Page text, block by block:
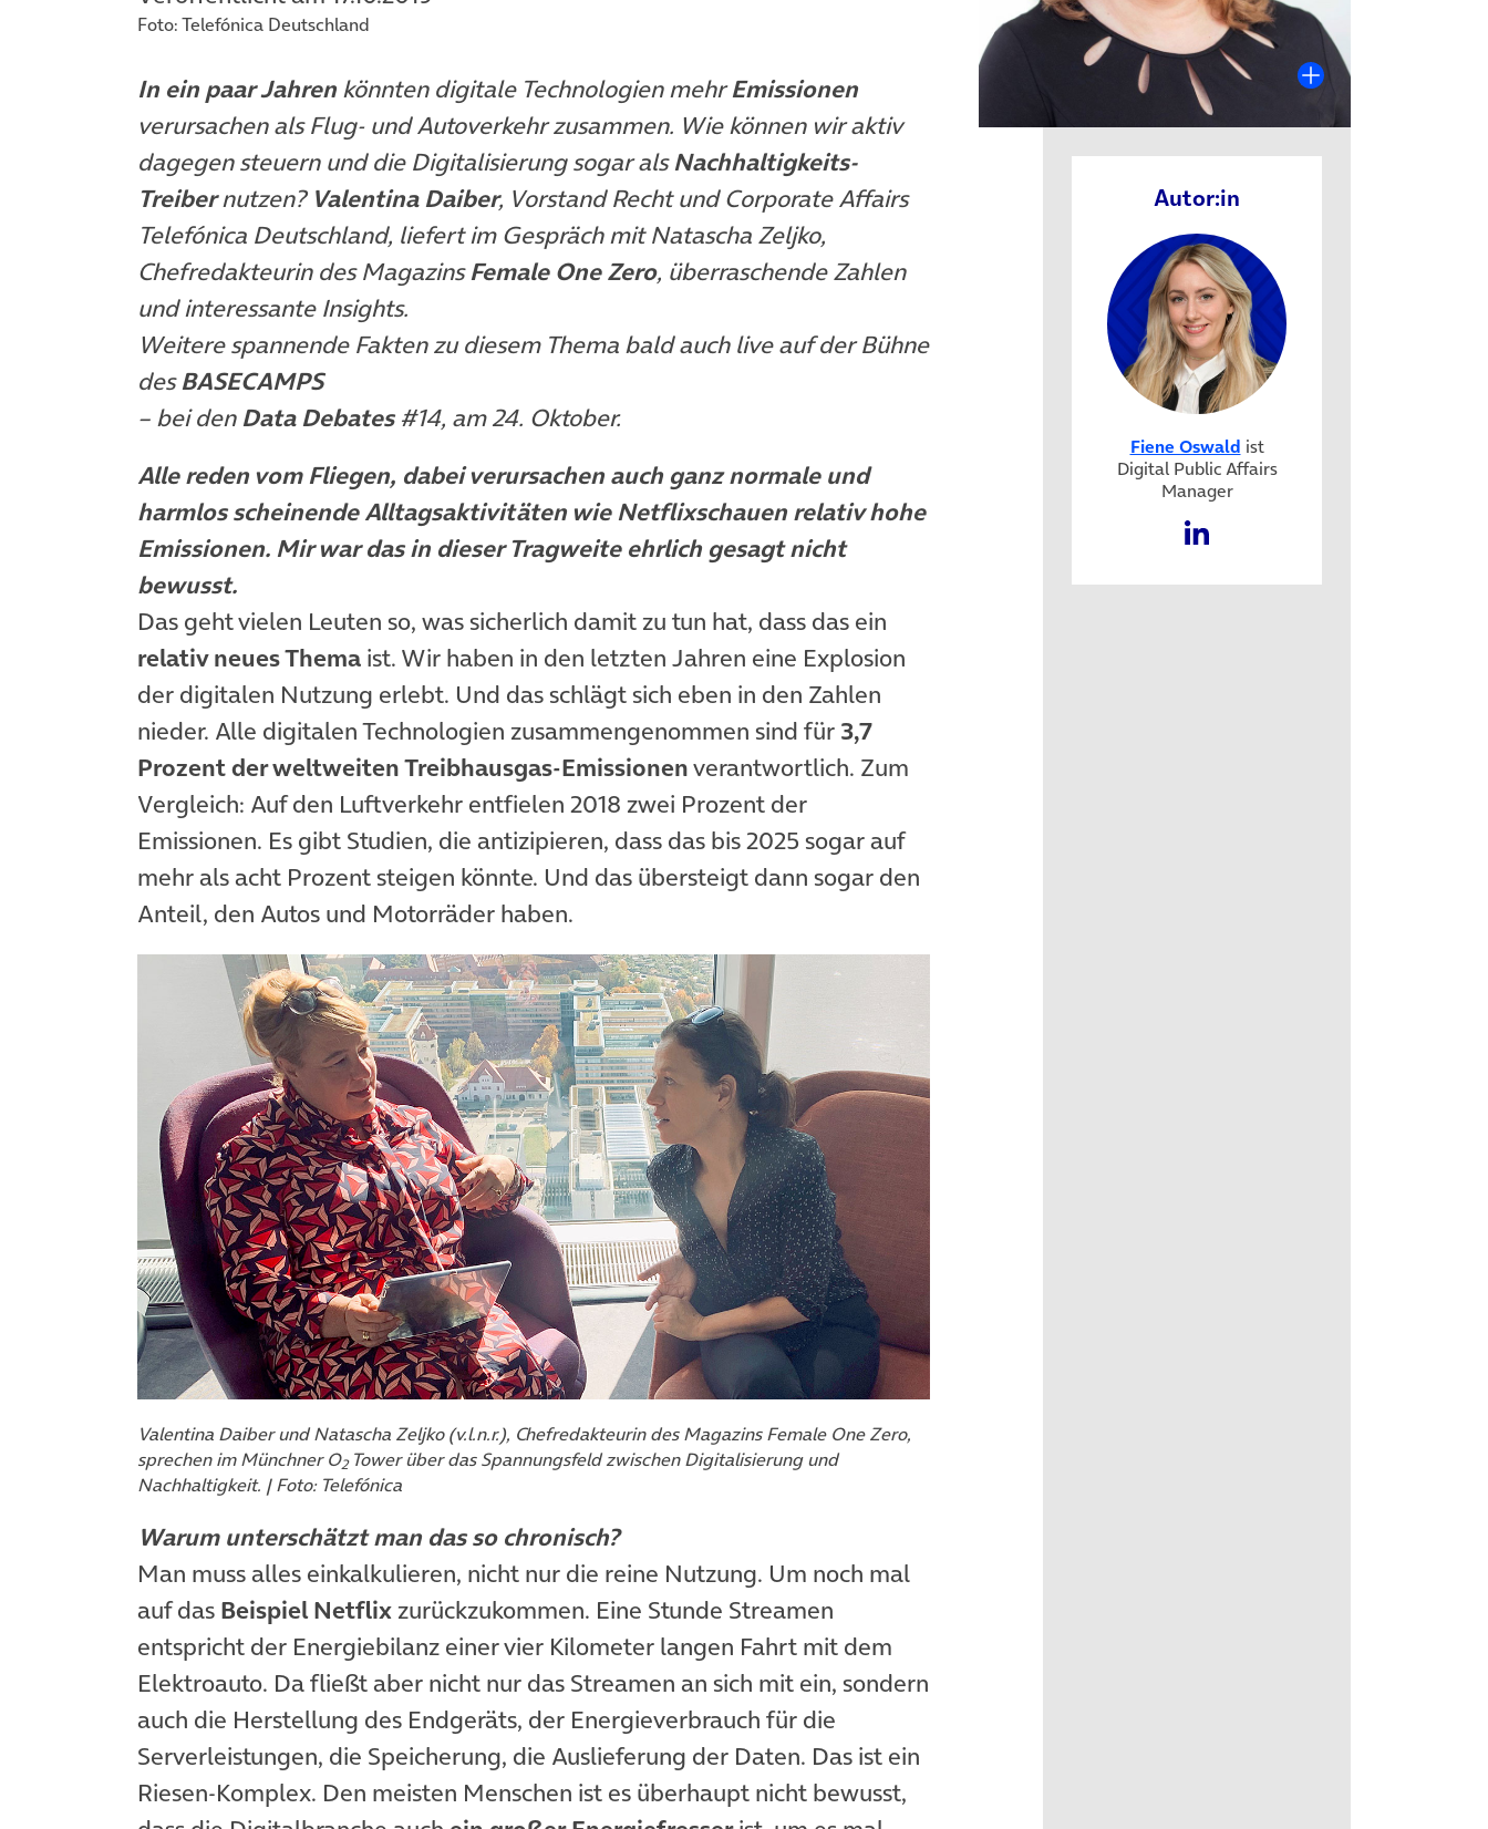
Foto: Telefónica Deutschland
In ein paar Jahren könnten digitale Technologien mehrEmissionen
verursachen als Flug- und Autoverkehr zusammen. Wie können wir aktiv
dagegen steuern und die Digitalisierung sogar alsNachhaltigkeits-
Treibernutzen? Valentina Daiber, Vorstand Recht und Corporate Affairs
Telefónica Deutschland, liefert im Gespräch mit Natascha Zeljko,
Chefredakteurin des MagazinsFemale One Zero, überraschende Zahlen
und interessante Insights.
Weitere spannende Fakten zu diesem Thema bald auch live auf der Bühne
desBASECAMPS
– bei denData Debates#14, am 24. Oktober.
Alle reden vom Fliegen, dabei verursachen auch ganz normale und
harmlos scheinende Alltagsaktivitäten wie Netflixschauen relativ hohe
Emissionen. Mir war das in dieser Tragweite ehrlich gesagt nicht
bewusst.
Das geht vielen Leuten so, was sicherlich damit zu tun hat, dass das ein
relativ neues Thema ist. Wir haben in den letzten Jahren eine Explosion
der digitalen Nutzung erlebt. Und das schlägt sich eben in den Zahlen
nieder. Alle digitalen Technologien zusammengenommen sind für 3,7
Prozent der weltweiten Treibhausgas-Emissionenverantwortlich. Zum
Vergleich: Auf den Luftverkehr entfielen 2018 zwei Prozent der
Emissionen. Es gibt Studien, die antizipieren, dass das bis 2025 sogar auf
mehr als acht Prozent steigen könnte. Und das übersteigt dann sogar den
Anteil, den Autos und Motorräder haben.
Valentina Daiber und Natascha Zeljko (v.l.n.r.), Chefredakteurin des Magazins Female One Zero,
sprechen im Münchner O2Tower über das Spannungsfeld zwischen Digitalisierung und
Nachhaltigkeit. | Foto: Telefónica
Warum unterschätzt man das so chronisch?
Man muss alles einkalkulieren, nicht nur die reine Nutzung. Um noch mal
auf das Beispiel Netflix zurückzukommen. Eine Stunde Streamen
entspricht der Energiebilanz einer vier Kilometer langen Fahrt mit dem
Elektroauto. Da fließt aber nicht nur das Streamen an sich mit ein, sondern
auch die Herstellung des Endgeräts, der Energieverbrauch für die
Serverleistungen, die Speicherung, die Auslieferung der Daten. Das ist ein
Riesen-Komplex. Den meisten Menschen ist es überhaupt nicht bewusst,
Autor:in
Fiene Oswald ist
Digital Public Affairs
Manager